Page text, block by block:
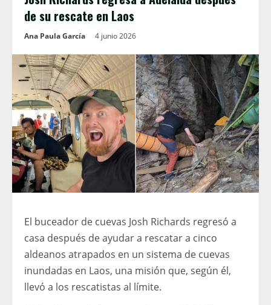
de su rescate en Laos
Ana Paula García 4 junio 2026
El buceador de cuevas Josh Richards regresó a
casa después de ayudar a rescatar a cinco
aldeanos atrapados en un sistema de cuevas
inundadas en Laos, una misión que, según él,
llevó a los rescatistas al límite.